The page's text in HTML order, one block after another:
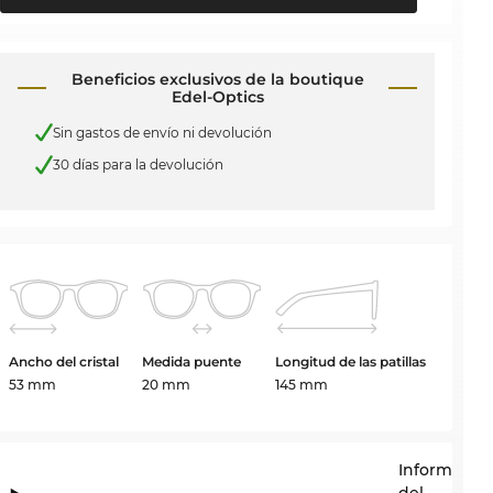
Beneficios exclusivos de la boutique
Edel-Optics
Sin gastos de envío ni devolución
30 días para la devolución
Ancho del cristal
53 mm
Medida puente
20 mm
Longitud de las patillas
145 mm